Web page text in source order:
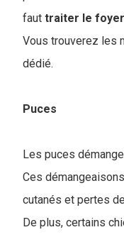
faut traiter le foyer
Vous trouverez les
dédié.
Puces
Les puces
Ces
cutanés et pertes
De plus, certains